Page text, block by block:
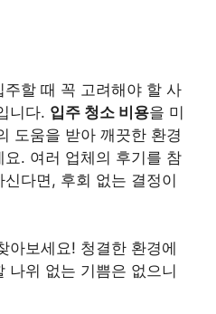
할 때 꼭 고려해야 할 사
니다. 입주 청소 비용을 미
도움을 받아 깨끗한 환경
. 여러 업체의 후기를 참
다면, 후회 없는 결정이
아보세요! 청결한 환경에
나위 없는 기쁨은 없으니